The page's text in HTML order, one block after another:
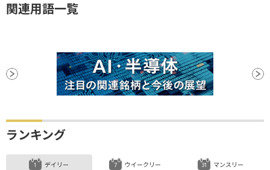
関連用語一覧
ランキング
デイリー ウイークリー マンスリー